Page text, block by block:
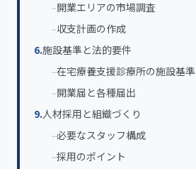
開業エリアの市場調査
収支計画の作成
施設基準と法的要件
在宅療養支援診療所の施設基準
開業届と各種届出
人材採用と組織づくり
必要なスタッフ構成
採用のポイント